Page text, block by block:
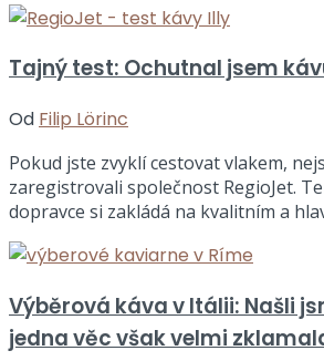
Tajný test: Ochutnal jsem
Od Filip Lörinc
Pokud jste zvyklí cestovat vlakem,
zaregistrovali společnost RegioJet.
dopravce si zakládá na kvalitním a
Výběrová káva v Itálii: Našli
jedna věc však velmi